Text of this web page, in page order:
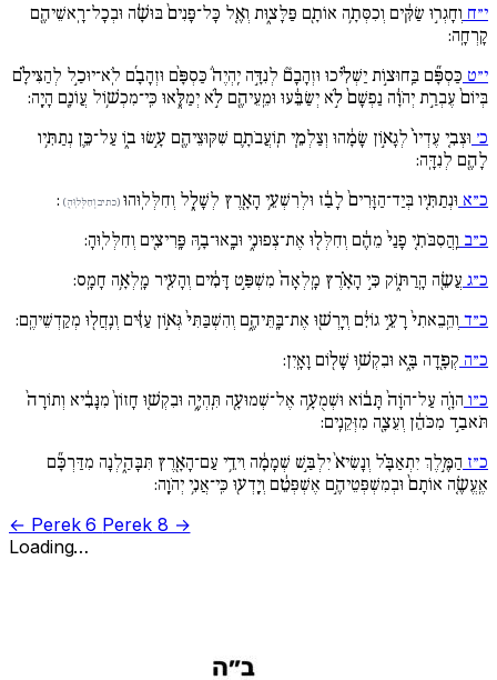
י״ח וְחָגְר֣וּ שַׂקִּ֔ים וְכִסְּתָ֥ה אוֹתָ֖ם פַּלָּצ֑וּת וְאֶ֚ל כָּל־פָּנִים֙ בּוּשָׁ֔ה וּבְכָל־רָֽאשֵׁיהֶ֖ם
קָרְחָֽה:
י״ט כַּסְפָּ֞ם בַּֽחוּצ֣וֹת יַשְׁלִ֗יכוּ וּזְהָבָם֘ לְנִדָּ֣ה יִֽהְיֶה֒ כַּסְפָּ֨ם וּזְהָבָ֜ם לֹֽא־יוּכַ֣ל לְהַצִּילָ֗ם
בְּיוֹם֙ עֶבְרַ֣ת יְהֹוָ֔ה נַפְשָׁם֙ לֹ֣א יְשַׂבֵּ֔עוּ וּמֵֽעֵיהֶ֖ם לֹ֣א יְמַלֵּ֑אוּ כִּֽי־מִכְשׁ֥וֹל עֲו‍ֹנָ֖ם הָיָֽה:
כ׳ וּצְבִ֚י עֶדְיוֹ֙ לְגָא֣וֹן שָׂמָ֔הוּ וְצַלְמֵ֧י תֽוֹעֲבֹתָ֛ם שִׁקּֽוּצֵיהֶ֖ם עָ֣שׂוּ ב֑וֹ עַל־כֵּ֛ן נְתַתִּ֥יו
לָהֶ֖ם לְנִדָּֽה:
כ״א וּנְתַתִּ֚יו בְּיַד־הַזָּרִים֙ לָבַ֔ז וּלְרִשְׁעֵ֥י הָאָ֖רֶץ לְשָׁלָ֑ל וְחִלְּלֽוּהוּ (כתיב וְחִלְּלֽוּהֻ) :
כ״ב וַֽהֲסִבֹּתִ֚י פָנַי֙ מֵהֶ֔ם וְחִלְּל֖וּ אֶת־צְפוּנִ֑י וּבָֽאוּ־בָ֥הּ פָּֽרִיצִ֖ים וְחִלְּלֽוּהָ:
כ״ג עֲשֵׂ֖ה הָֽרַתּ֑וֹק כִּ֣י הָאָ֗רֶץ מָֽלְאָה֙ מִשְׁפַּ֣ט דָּמִ֔ים וְהָעִ֖יר מָֽלְאָ֥ה חָמָֽס:
כ״ד וְהֵֽבֵאתִי֙ רָעֵ֣י גוֹיִ֔ם וְיָֽרְשׁ֖וּ אֶת־בָּֽתֵּיהֶ֑ם וְהִשְׁבַּתִּי֙ גְּא֣וֹן עַזִּ֔ים וְנִֽחֲל֖וּ מְקַדְשֵׁיהֶֽם:
כ״ה קְפָ֖דָה בָּ֑א וּבִקְשׁ֥וּ שָׁל֖וֹם וָאָֽיִן:
כ״ו הוָֹ֚ה עַל־הוָֹה֙ תָּב֔וֹא וּשְׁמֻעָ֥ה אֶל־שְׁמוּעָ֖ה תִּֽהְיֶ֑ה וּבִקְשׁ֚וּ חָזוֹן֙ מִנָּבִ֔יא וְתוֹרָה֙
תֹּאבַ֣ד מִכֹּהֵ֔ן וְעֵצָ֖ה מִזְּקֵנִֽים:
כ״ז הַמֶּ֣לֶךְ יִתְאַבָּ֗ל וְנָשִׂיא֙ יִלְבַּ֣שׁ שְׁמָמָ֔ה וִידֵ֥י עַם־הָאָ֖רֶץ תִּבָּהַ֑לְנָה מִדַּרְכָּ֞ם
אֶֽעֱשֶׂ֚ה אוֹתָם֙ וּבְמִשְׁפְּטֵיהֶ֣ם אֶשְׁפְּטֵ֔ם וְיָֽדְע֖וּ כִּֽי־אֲנִ֥י יְהֹוָֽה:
← Perek 6 Perek 8 →
Loading…